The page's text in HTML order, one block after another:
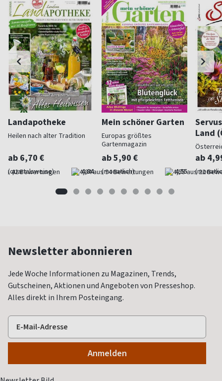
Landapotheke
Heilen nach alter Tradition
ab 6,70 €
(quartalsweise) 4,84
Mein schöner Garten
Europas größtes
Gartenmagazin
ab 5,90 €
(monatlich) 4,55
Land
ab
Newsletter abonnieren
Jede Woche Informationen zu Magazinen, Trends,
Gutscheinen, Aktionen und Angeboten von Presseshop.
Alles direkt in Ihrem Posteingang.